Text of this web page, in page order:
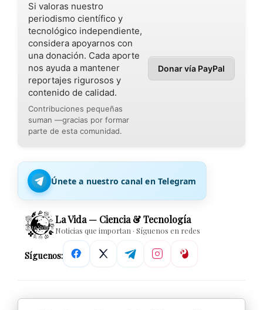
Si valoras nuestro
periodismo científico y
tecnológico independiente,
considera apoyarnos con
una donación. Cada aporte
nos ayuda a mantener
reportajes rigurosos y
contenido de calidad.
Contribuciones pequeñas
suman —gracias por formar
parte de esta comunidad.
Donar vía PayPal
Únete a nuestro canal en Telegram
La Vida — Ciencia & Tecnología
Noticias que importan · Síguenos en redes
Síguenos: